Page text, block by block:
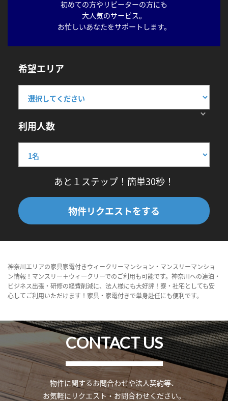
初めての方やリピーターの方にも
大人気のサービス。
お忙しいあなたをサポートします。
希望エリア
利用人数
あと１ステップ！簡単30秒！
物件リクエストをする
神奈川エリアの家具家電付きウィークリーマンション・マンスリーマンショ
ン情報！マンスリー＋ウィークリーでのご利用も可能です。神奈川への連泊・
ビジネス出張・研修の経費削減に、法人様にも大好評！寮・社宅としても安
心してご利用いただけます！家具・家電付きで単身赴任にも便利です。
CONTACT US
物件に関するお問合わせや法人契約等、
お気軽にリクエスト・お問合わせください。